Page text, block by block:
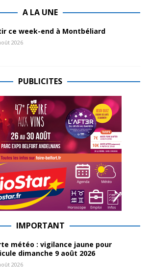
A LA UNE
ce week-end à Montbéliard
2026
PUBLICITES
IMPORTANT
météo : vigilance jaune pour
dimanche 9 août 2026
2026